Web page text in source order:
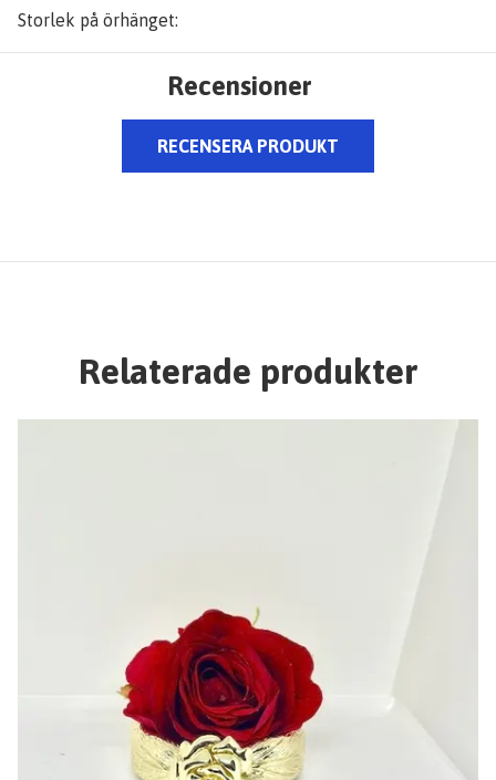
Storlek på örhänget:
Recensioner
RECENSERA PRODUKT
Relaterade produkter